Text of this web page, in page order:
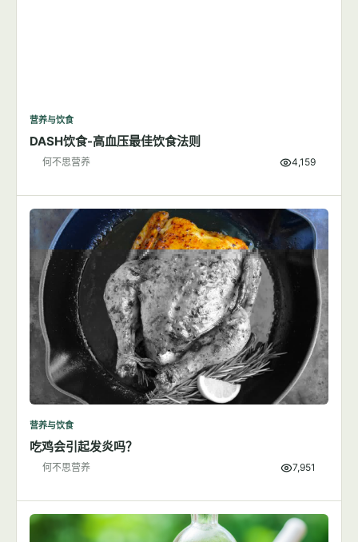
营养与饮食
DASH饮食-高血压最佳饮食法则
何不思营养 4,159
营养与饮食
吃鸡会引起发炎吗？
何不思营养 7,951